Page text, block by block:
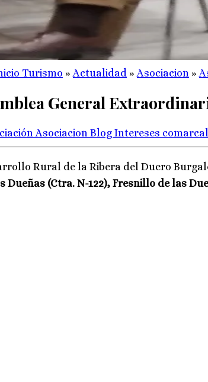
Turismo » Actualidad » Asociacion »
General
Asociacion Blog Intereses
Rural de la Ribera del Duero
(Ctra. N-122), Fresnillo de las